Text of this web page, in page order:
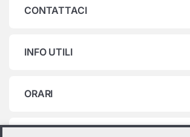
CONTATTACI
INFO UTILI
ORARI